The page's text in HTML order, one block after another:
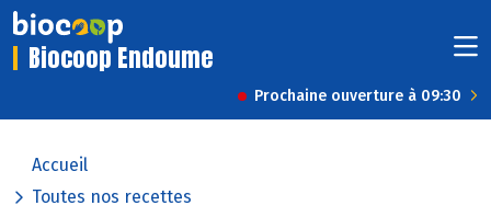
Biocoop Endoume
Prochaine ouverture à 09:30
Accueil
Toutes nos recettes